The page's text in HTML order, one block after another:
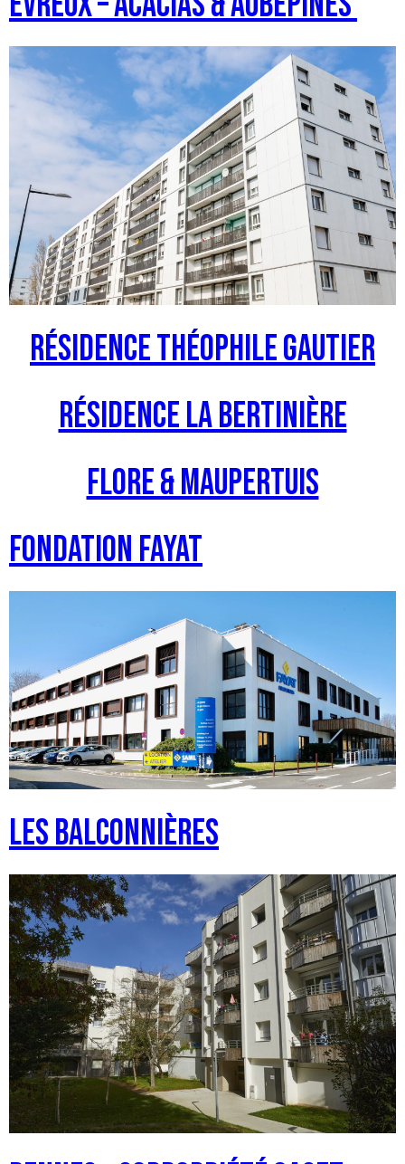
Résidence Théophile Gautier
Résidence La Bertinière
Flore & Maupertuis
Fondation FAYAT
Les balconnières